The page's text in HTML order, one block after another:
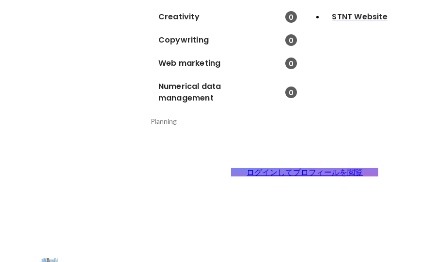
Creativity 0
Copywriting 0
Web marketing 0
Numerical data
management
0
Planning
STNT Website
ログインしてプロフィールを閲覧